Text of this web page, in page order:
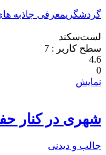
گردشگریمعرفی جاذبه
لست‌سکند
سطح کاربر : 7
4.6
0
نمایش
شهری در کنار
جالب و دیدنی